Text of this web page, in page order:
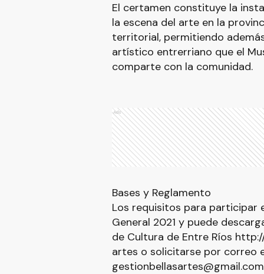
El certamen constituye la
la escena del arte en la
territorial, permitiendo
artístico entrerriano que el
comparte con la comunidad.
Ads
Bases y Reglamento
Los requisitos para participar
General 2021 y puede
de Cultura de Entre Ríos
artes o solicitarse por correo
gestionbellasartes@gmail.com